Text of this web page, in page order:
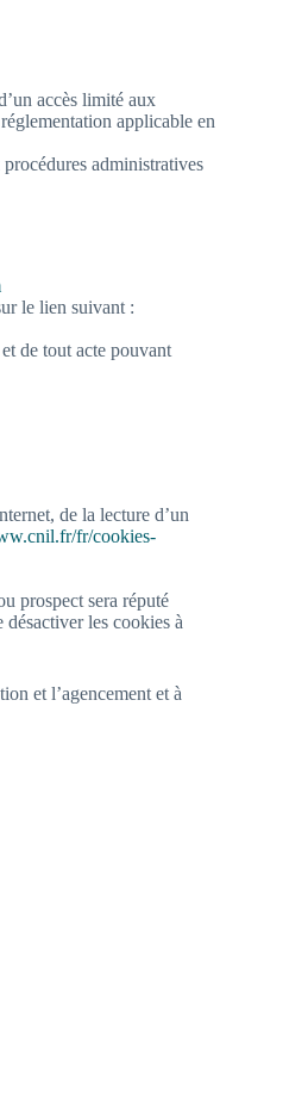
accès limité aux
applicable en
administratives
le lien suivant :
de tout acte pouvant
de la lecture d’un
fr/cookies-
prospect sera réputé
les cookies à
et l’agencement et à